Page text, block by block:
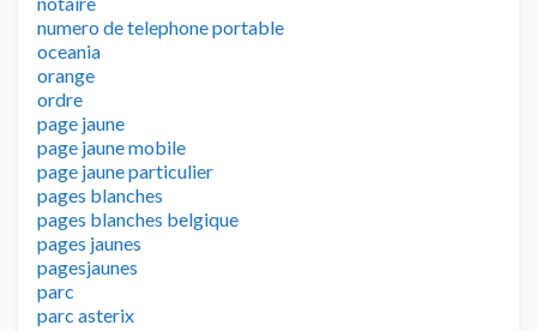
numero de telephone portable
oceania
orange
ordre
page jaune
page jaune mobile
page jaune particulier
pages blanches
pages blanches belgique
pages jaunes
pagesjaunes
parc
parc asterix